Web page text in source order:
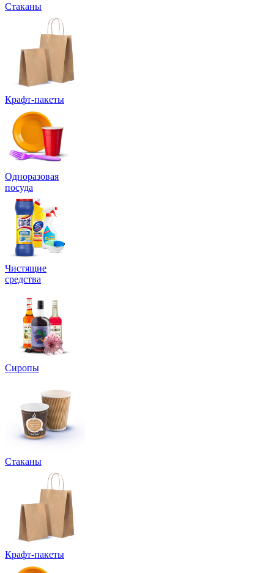
Стаканы
Крафт-пакеты
Одноразовая
посуда
Чистящие
средства
Сиропы
Стаканы
Крафт-пакеты